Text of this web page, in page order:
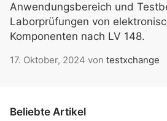
Anwendungsbereich und
Laborprüfungen von
Komponenten nach LV 148.
17. Oktober, 2024 von testxchange
Beliebte Artikel